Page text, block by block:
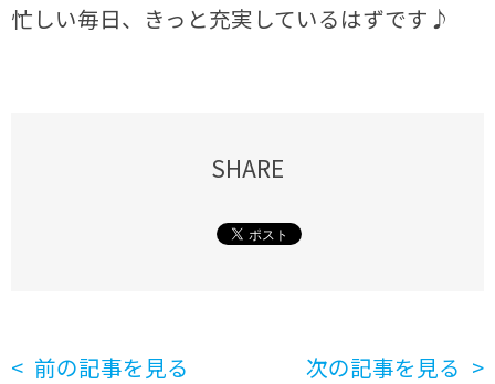
忙しい毎日、きっと充実しているはずです♪
SHARE
前の記事を見る 次の記事を見る